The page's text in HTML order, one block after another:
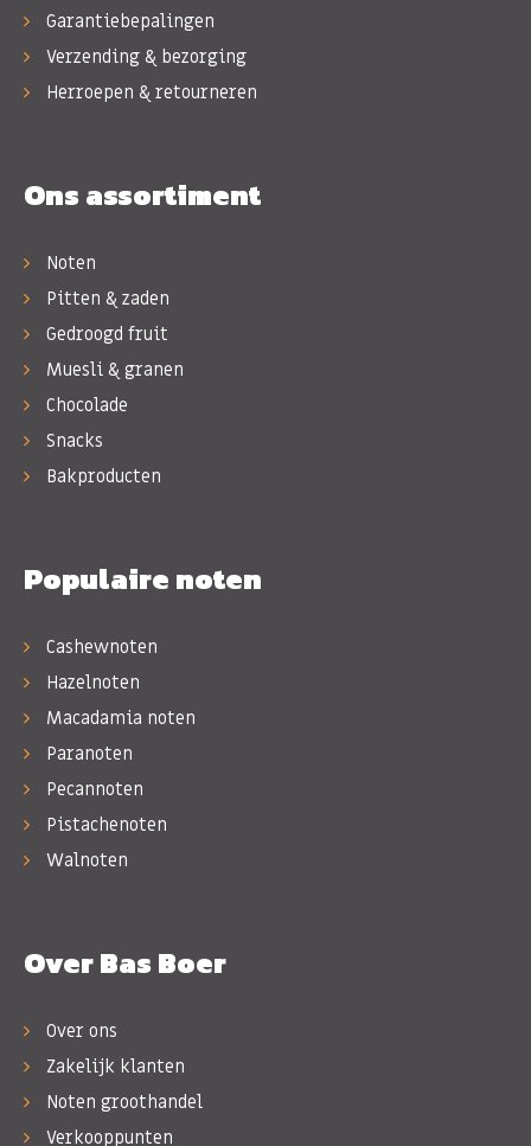
Garantiebepalingen
Verzending & bezorging
Herroepen & retourneren
Ons assortiment
Noten
Pitten & zaden
Gedroogd fruit
Muesli & granen
Chocolade
Snacks
Bakproducten
Populaire noten
Cashewnoten
Hazelnoten
Macadamia noten
Paranoten
Pecannoten
Pistachenoten
Walnoten
Over Bas Boer
Over ons
Zakelijk klanten
Noten groothandel
Verkooppunten